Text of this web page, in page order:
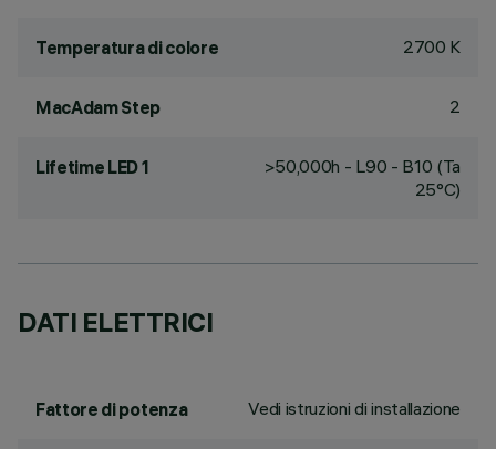
Temperatura di colore 2700 K
MacAdam Step 2
Lifetime LED 1
>50,000h - L90 - B10 (Ta
25°C)
DATI ELETTRICI
Fattore di potenza Vedi istruzioni di installazione